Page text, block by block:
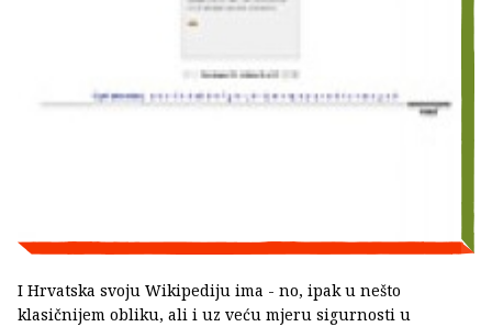
I Hrvatska svoju Wikipediju ima - no, ipak u nešto
klasičnijem obliku, ali i uz veću mjeru sigurnosti u